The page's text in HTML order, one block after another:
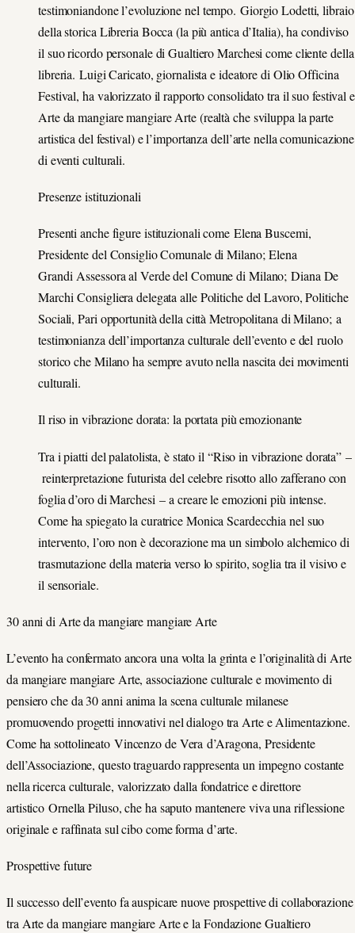
testimoniandone l’evoluzione nel tempo. Giorgio Lodetti, libraio
della storica Libreria Bocca (la più antica d’Italia), ha condiviso
il suo ricordo personale di Gualtiero Marchesi come cliente della
libreria. Luigi Caricato, giornalista e ideatore di Olio Officina
Festival, ha valorizzato il rapporto consolidato tra il suo festival e
Arte da mangiare mangiare Arte (realtà che sviluppa la parte
artistica del festival) e l’importanza dell’arte nella comunicazione
di eventi culturali.
Presenze istituzionali
Presenti anche figure istituzionali come Elena Buscemi,
Presidente del Consiglio Comunale di Milano; Elena
Grandi Assessora al Verde del Comune di Milano; Diana De
Marchi Consigliera delegata alle Politiche del Lavoro, Politiche
Sociali, Pari opportunità della città Metropolitana di Milano; a
testimonianza dell’importanza culturale dell’evento e del ruolo
storico che Milano ha sempre avuto nella nascita dei movimenti
culturali.
Il riso in vibrazione dorata: la portata più emozionante
Tra i piatti del palatolista, è stato il “Riso in vibrazione dorata” –
reinterpretazione futurista del celebre risotto allo zafferano con
foglia d’oro di Marchesi – a creare le emozioni più intense.
Come ha spiegato la curatrice Monica Scardecchia nel suo
intervento, l’oro non è decorazione ma un simbolo alchemico di
trasmutazione della materia verso lo spirito, soglia tra il visivo e
il sensoriale.
30 anni di Arte da mangiare mangiare Arte
L’evento ha confermato ancora una volta la grinta e l’originalità di Arte
da mangiare mangiare Arte, associazione culturale e movimento di
pensiero che da 30 anni anima la scena culturale milanese
promuovendo progetti innovativi nel dialogo tra Arte e Alimentazione.
Come ha sottolineato Vincenzo de Vera d’Aragona, Presidente
dell’Associazione, questo traguardo rappresenta un impegno costante
nella ricerca culturale, valorizzato dalla fondatrice e direttore
artistico Ornella Piluso, che ha saputo mantenere viva una riflessione
originale e raffinata sul cibo come forma d’arte.
Prospettive future
Il successo dell’evento fa auspicare nuove prospettive di collaborazione
tra Arte da mangiare mangiare Arte e la Fondazione Gualtiero